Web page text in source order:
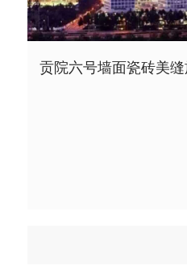
贡院六号墙面瓷砖美缝